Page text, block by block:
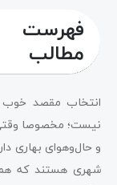
فهرست
مطالب
انتخاب مقصد خوب
نیست؛ مخصوصا
و حال‌وهوای بهاری
شهری هستند که